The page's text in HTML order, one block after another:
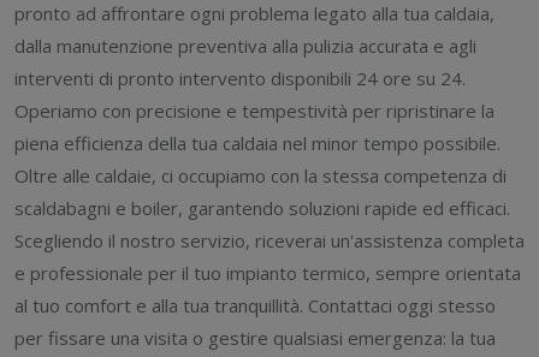
pronto ad affrontare ogni problema legato alla tua caldaia,
dalla manutenzione preventiva alla pulizia accurata e agli
interventi di pronto intervento disponibili 24 ore su 24.
Operiamo con precisione e tempestività per ripristinare la
piena efficienza della tua caldaia nel minor tempo possibile.
Oltre alle caldaie, ci occupiamo con la stessa competenza di
scaldabagni e boiler, garantendo soluzioni rapide ed efficaci.
Scegliendo il nostro servizio, riceverai un'assistenza completa
e professionale per il tuo impianto termico, sempre orientata
al tuo comfort e alla tua tranquillità. Contattaci oggi stesso
per fissare una visita o gestire qualsiasi emergenza: la tua